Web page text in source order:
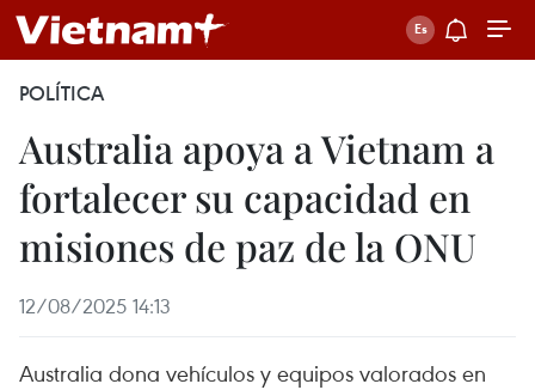
POLÍTICA
Australia apoya a Vietnam a
fortalecer su capacidad en
misiones de paz de la ONU
12/08/2025 14:13
Australia dona vehículos y equipos valorados en